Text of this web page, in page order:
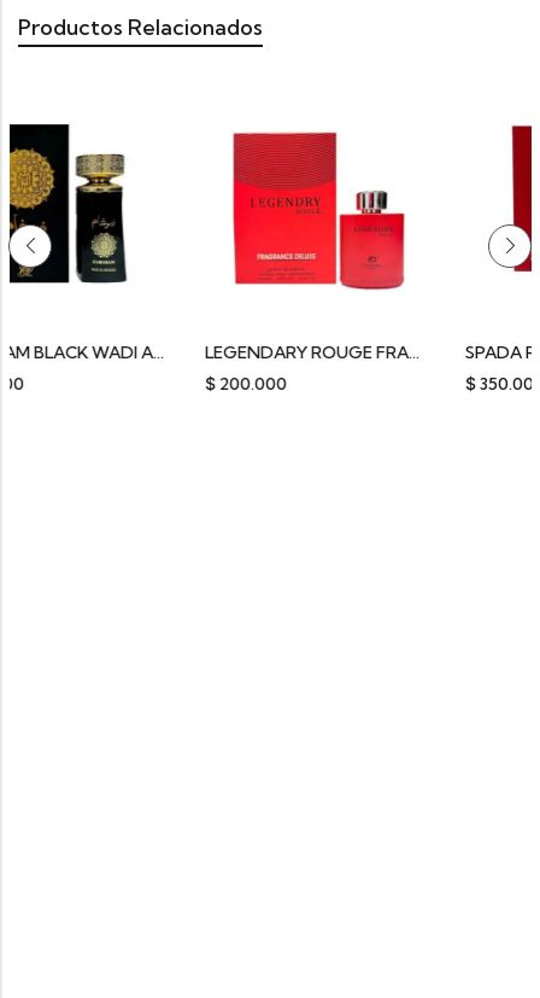
Productos Relacionados
ZARGHAM BLACK WADI AL KHALEEJ LEGENDARY ROUGE FRAGRANCE DELUXE SPADA ROUGE